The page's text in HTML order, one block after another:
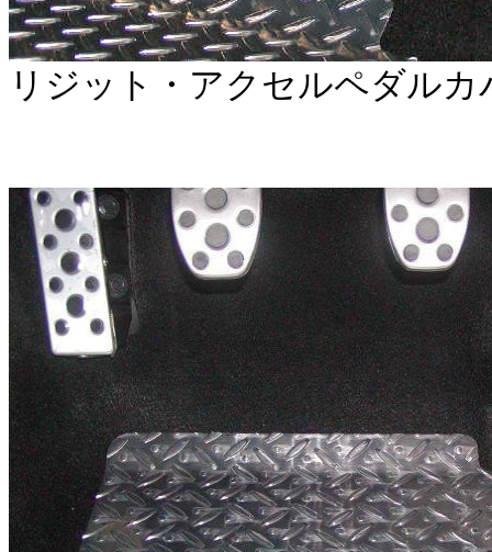
リジット・アクセルペダルカ